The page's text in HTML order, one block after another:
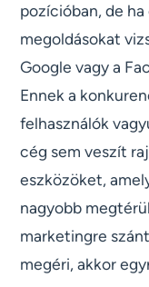
pozícióban, de
megoldásokat
Google vagy a
Ennek a
felhasználók
cég sem veszít
eszközöket,
nagyobb
marketingre
megéri, akkor